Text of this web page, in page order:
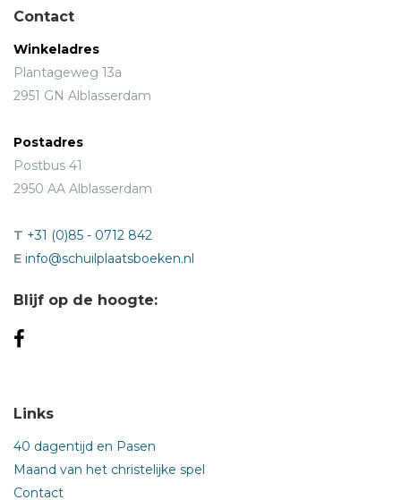
Contact
Winkeladres
Plantageweg 13a
2951 GN Alblasserdam
Postadres
Postbus 41
2950 AA Alblasserdam
T +31 (0)85 - 0712 842
E info@schuilplaatsboeken.nl
Blijf op de hoogte:
Links
40 dagentijd en Pasen
Maand van het christelijke spel
Contact